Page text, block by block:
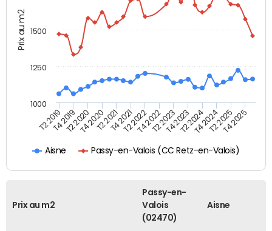
Prix au m2
Aisne Passy-en-Valois (CC Retz-en-Valois)
T2 2019T4 2019T2 2020T4 2020T2 2021T4 2021T2 2022T4 2022T2 2023T4 2023T2 2024T4 2024T2 2025T4 2025
1000
1250
1500
Prix au m2
Passy-en-
Valois
(02470)
Aisne